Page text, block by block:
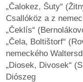
„Čalokez, Šuty“
Csallóköz a z
„Čeklís“
„Čela, Boltištorf“
nemeckého
„Diosek, Divosek“
Diószeg